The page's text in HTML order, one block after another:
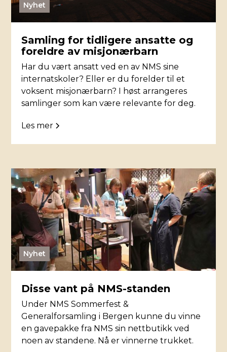
Nyhet
Samling for tidligere ansatte og
foreldre av misjonærbarn
Har du vært ansatt ved en av NMS sine
internatskoler? Eller er du forelder til et
voksent misjonærbarn? I høst arrangeres
samlinger som kan være relevante for deg.
Les mer
Nyhet
Disse vant på NMS-standen
Under NMS Sommerfest &
Generalforsamling i Bergen kunne du vinne
en gavepakke fra NMS sin nettbutikk ved
noen av standene. Nå er vinnerne trukket.